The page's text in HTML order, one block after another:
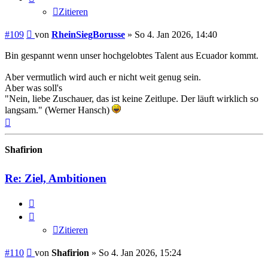
Zitieren
#109 Beitrag
von RheinSiegBorusse » So 4. Jan 2026, 14:40
Bin gespannt wenn unser hochgelobtes Talent aus Ecuador kommt.
Aber vermutlich wird auch er nicht weit genug sein.
Aber was soll's
"Nein, liebe Zuschauer, das ist keine Zeitlupe. Der läuft wirklich so
langsam." (Werner Hansch)
Shafirion
Re: Ziel, Ambitionen
Zitieren
#110 Beitrag
von Shafirion » So 4. Jan 2026, 15:24